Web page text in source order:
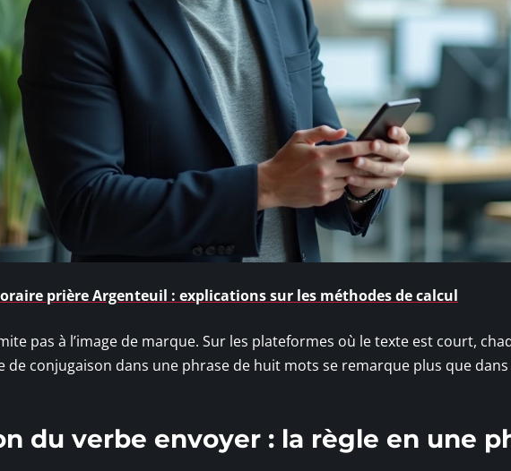
prière Argenteuil : explications sur les méthodes de calcul
pas à l’image de marque. Sur les plateformes où le texte est court,
de conjugaison dans une phrase de huit mots se remarque plus que
du verbe envoyer : la règle en une